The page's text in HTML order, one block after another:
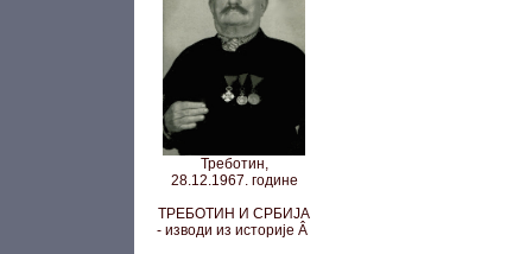
Треботин,
28.12.1967. године
ТРЕБОТИН И СРБИЈА
- изводи из историје Â